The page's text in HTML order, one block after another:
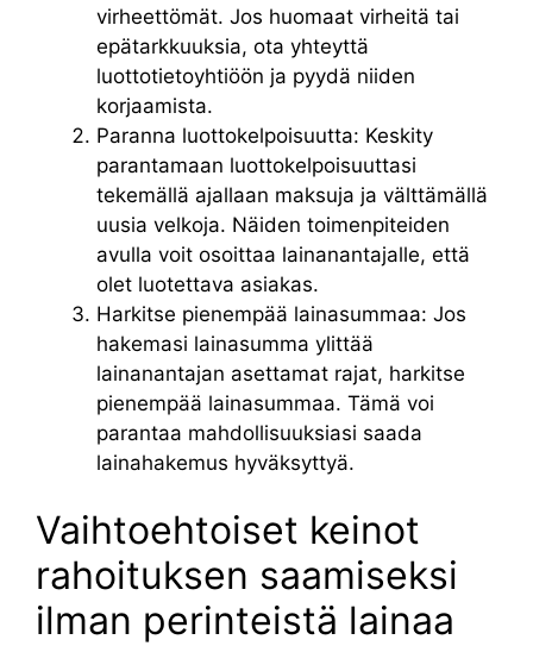
virheettömät. Jos huomaat virheitä tai
epätarkkuuksia, ota yhteyttä
luottotietoyhtiöön ja pyydä niiden
korjaamista.
Paranna luottokelpoisuutta: Keskity
parantamaan luottokelpoisuuttasi
tekemällä ajallaan maksuja ja välttämällä
uusia velkoja. Näiden toimenpiteiden
avulla voit osoittaa lainanantajalle, että
olet luotettava asiakas.
Harkitse pienempää lainasummaa: Jos
hakemasi lainasumma ylittää
lainanantajan asettamat rajat, harkitse
pienempää lainasummaa. Tämä voi
parantaa mahdollisuuksiasi saada
lainahakemus hyväksyttyä.
Vaihtoehtoiset keinot
rahoituksen saamiseksi
ilman perinteistä lainaa